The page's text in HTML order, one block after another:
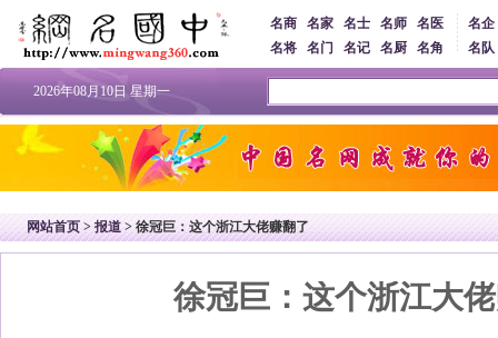
名商 名家 名士 名师
名医
名将
名门 名记 名厨 名角
名企
名队
2026年08月10日 星期一
网站首页 > 报道 > 徐冠巨：这个浙江大佬赚翻了
徐冠巨：这个浙江大